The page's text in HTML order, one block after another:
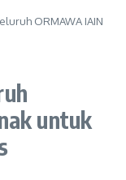
ORMAWA IAIN
untuk